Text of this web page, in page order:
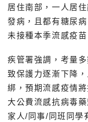
居住南部，一人居
發病，且都有糖尿
未接種本季流感疫
疾管署強調，考量
致保護力逐漸下降
綁，預期流感疫情
大公費流感抗病毒
家人/同事/同班同學